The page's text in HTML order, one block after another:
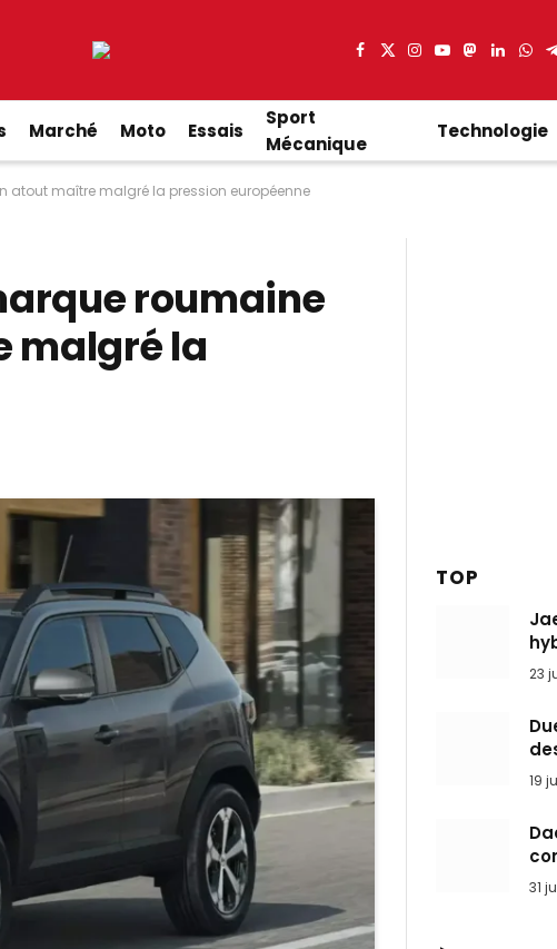
Facebook
X
Instagram
YouTube
Mastodon
LinkedIn
Marché Moto Essais
Sport
Mécanique
Technologie
atout maître malgré la pression européenne
roumaine
malgré la
TOP
ch
23
19
31